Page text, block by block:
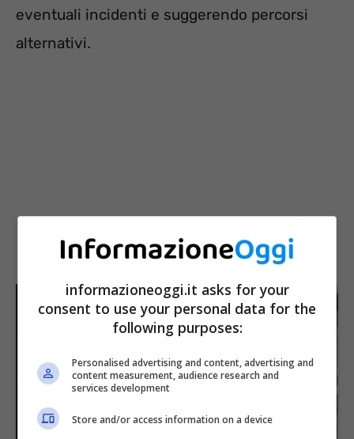
eventuali incidenti e suggerendo percorsi
alternativi.
informazioneoggi.it asks for your
consent to use your personal data for the
following purposes:
Personalised advertising and content, advertising and
content measurement, audience research and
services development
Store and/or access information on a device